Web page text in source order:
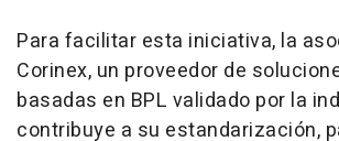
Para facilitar esta iniciativa, la
Corinex, un proveedor de
basadas en BPL validado por la
contribuye a su estandarización,